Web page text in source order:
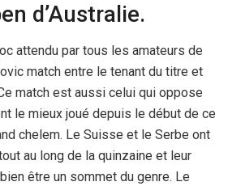
d’Australie.
attendu par tous les amateurs de
match entre le tenant du titre et
match est aussi celui qui oppose
le mieux joué depuis le début de ce
chelem. Le Suisse et le Serbe ont
au long de la quinzaine et leur
être un sommet du genre. Le